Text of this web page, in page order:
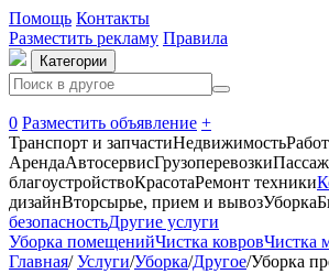
Помощь Контакты
Разместить рекламу Правила
Категории
0 Разместить объявление +
Транспорт и запчастиНедвижимость
АрендаАвтосервиcГрузоперевозки
благоустройствоКрасотаРемонт техники
дизайнВторсырье, прием и вывозУборка
безопасностьДругие услуги
Уборка помещенийЧистка ковровЧистка
Главная/ Услуги/Уборка/Другое/Уборка